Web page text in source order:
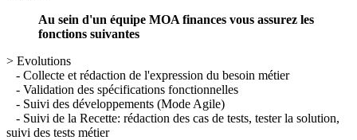
Au sein d'un équipe MOA finances vous assurez les
fonctions suivantes
> Evolutions
- Collecte et rédaction de l'expression du besoin métier
- Validation des spécifications fonctionnelles
- Suivi des développements (Mode Agile)
- Suivi de la Recette: rédaction des cas de tests, tester la solution,
suivi des tests métier